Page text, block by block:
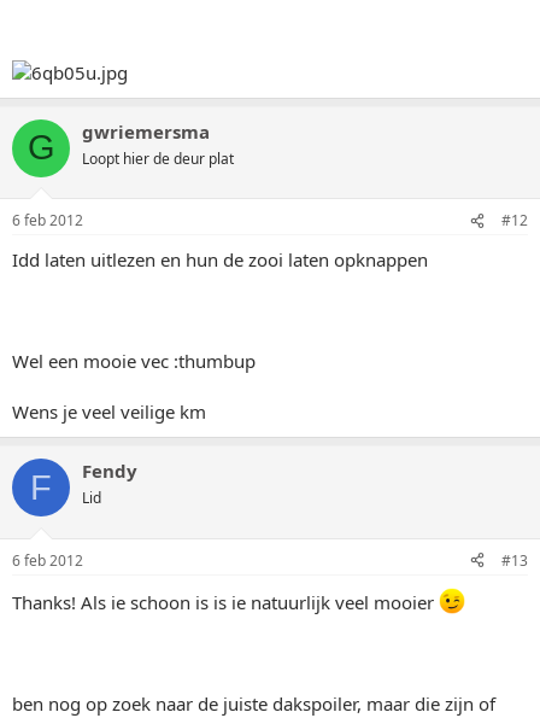
G gwriemersma
Loopt hier de deur plat
6 feb 2012 #12
Idd laten uitlezen en hun de zooi laten opknappen
Wel een mooie vec :thumbup
Wens je veel veilige km
F Fendy
Lid
6 feb 2012 #13
Thanks! Als ie schoon is is ie natuurlijk veel mooier
ben nog op zoek naar de juiste dakspoiler, maar die zijn of